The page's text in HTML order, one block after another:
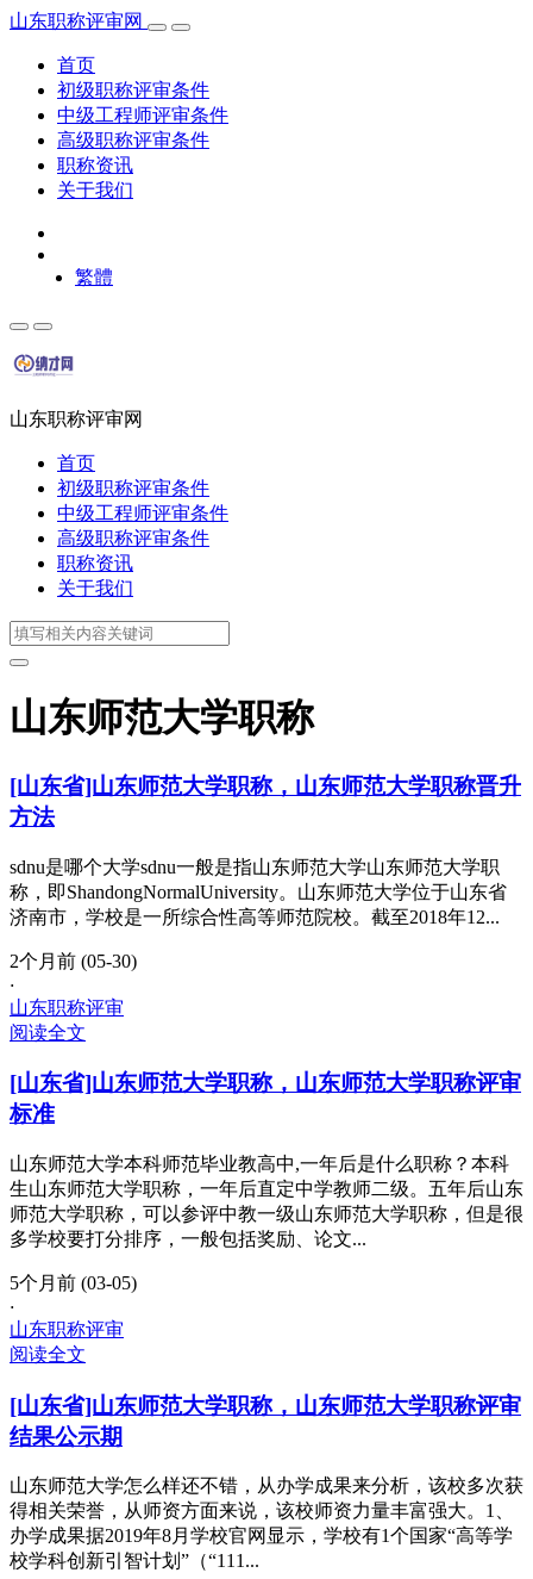
山东职称评审网
首页
初级职称评审条件
中级工程师评审条件
高级职称评审条件
职称资讯
关于我们
繁體
山东职称评审网
首页
初级职称评审条件
中级工程师评审条件
高级职称评审条件
职称资讯
关于我们
山东师范大学职称
[山东省]山东师范大学职称，山东师范大学职称晋升
方法
sdnu是哪个大学sdnu一般是指山东师范大学山东师范大学职
称，即ShandongNormalUniversity。山东师范大学位于山东省
济南市，学校是一所综合性高等师范院校。截至2018年12...
2个月前 (05-30)
·
山东职称评审
阅读全文
[山东省]山东师范大学职称，山东师范大学职称评审
标准
山东师范大学本科师范毕业教高中,一年后是什么职称？本科
生山东师范大学职称，一年后直定中学教师二级。五年后山东
师范大学职称，可以参评中教一级山东师范大学职称，但是很
多学校要打分排序，一般包括奖励、论文...
5个月前 (03-05)
·
山东职称评审
阅读全文
[山东省]山东师范大学职称，山东师范大学职称评审
结果公示期
山东师范大学怎么样还不错，从办学成果来分析，该校多次获
得相关荣誉，从师资方面来说，该校师资力量丰富强大。1、
办学成果据2019年8月学校官网显示，学校有1个国家“高等学
校学科创新引智计划”（“111...